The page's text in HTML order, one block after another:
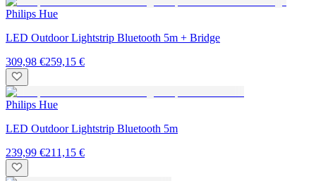
Philips Hue
LED Outdoor Lightstrip Bluetooth 5m + Bridge
309,98 €259,15 €
Philips Hue
LED Outdoor Lightstrip Bluetooth 5m
239,99 €211,15 €